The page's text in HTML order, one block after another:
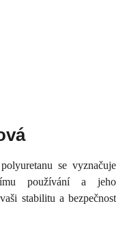
se vyznačuje
používání a jeho
stabilitu a bezpečnost